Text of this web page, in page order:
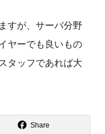
すが、サーバ分野
ヤーでも良いもの
タッフであれば大
Share